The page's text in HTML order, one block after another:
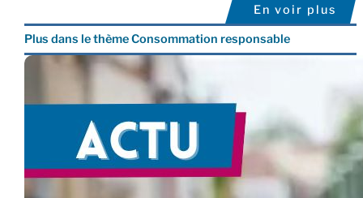
En voir plus
Plus dans le thème Consommation responsable